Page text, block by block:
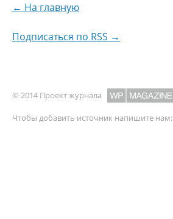
← На главную
Подписаться по RSS →
© 2014 Проект журнала
Чтобы добавить источник напишите нам: